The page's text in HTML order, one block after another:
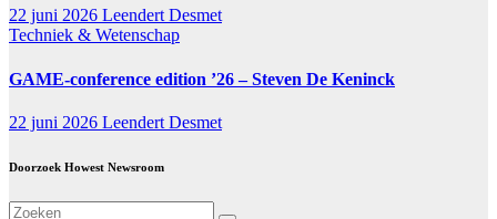
22 juni 2026 Leendert Desmet
Techniek & Wetenschap
GAME-conference edition ’26 – Steven De Keninck
22 juni 2026 Leendert Desmet
Doorzoek Howest Newsroom